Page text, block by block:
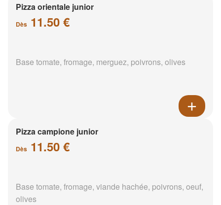
Pizza orientale junior
Dès 11.50 €
Base tomate, fromage, merguez, poivrons, olives
Pizza campione junior
Dès 11.50 €
Base tomate, fromage, viande hachée, poivrons, oeuf,
olives